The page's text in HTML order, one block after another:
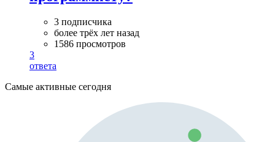
3 подписчика
более трёх лет назад
1586 просмотров
3
ответа
Самые активные сегодня